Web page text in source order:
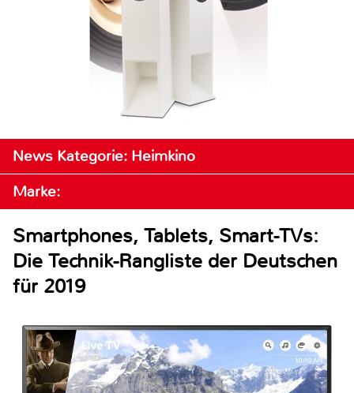
News Kategorie: Heimkino
Marke:
Smartphones, Tablets, Smart-TVs:
Die Technik-Rangliste der Deutschen
für 2019